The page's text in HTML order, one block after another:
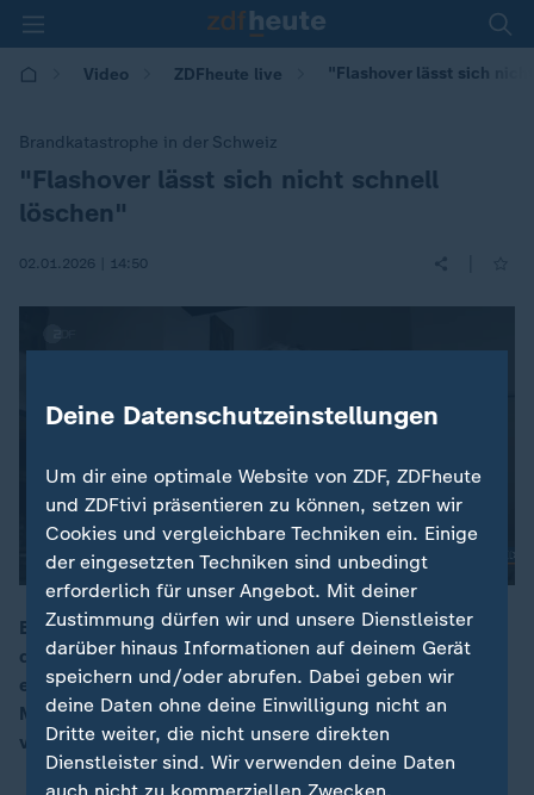
Video ZDFheute live "Flashover lässt sich
Brandkatastrophe in der Schweiz
:"Flashover lässt sich nicht schnell
löschen"
02.01.2026 | 14:50
00:16
Brandschutzexperte Ehrlenspiel geht davon aus, dass
die Decke der ausgebrannten Bar zu leicht
entflammbar war. Auch bei uns würden solche
Materialien entgegen den Regeln verkauft und
verbaut.
Deine Datenschutzeinstellungen
Um dir eine optimale Website von ZDF, ZDFheute
und ZDFtivi präsentieren zu können, setzen wir
Cookies und vergleichbare Techniken ein. Einige
der eingesetzten Techniken sind unbedingt
erforderlich für unser Angebot. Mit deiner
Zustimmung dürfen wir und unsere Dienstleister
darüber hinaus Informationen auf deinem Gerät
speichern und/oder abrufen. Dabei geben wir
deine Daten ohne deine Einwilligung nicht an
Dritte weiter, die nicht unsere direkten
Dienstleister sind. Wir verwenden deine Daten